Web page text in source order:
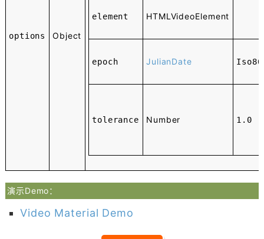
options Object
element HTMLVideoElement
epoch JulianDate
tolerance Number 1.0
演示Demo：
Video Material Demo